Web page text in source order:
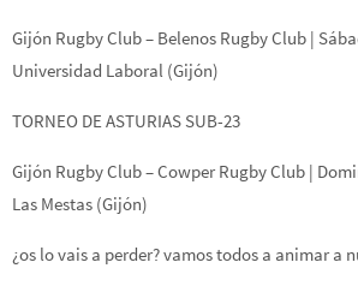
Gijón Rugby Club – Belenos Rugby Club |
Universidad Laboral (Gijón)
TORNEO DE ASTURIAS SUB-23
Gijón Rugby Club – Cowper Rugby Club |
Las Mestas (Gijón)
¿os lo vais a perder? vamos todos a animar a